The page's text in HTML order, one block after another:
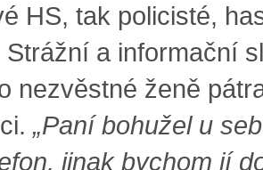
HS, tak policisté,
a informační
nezvěstné ženě
„Paní bohužel u
jinak bychom jí